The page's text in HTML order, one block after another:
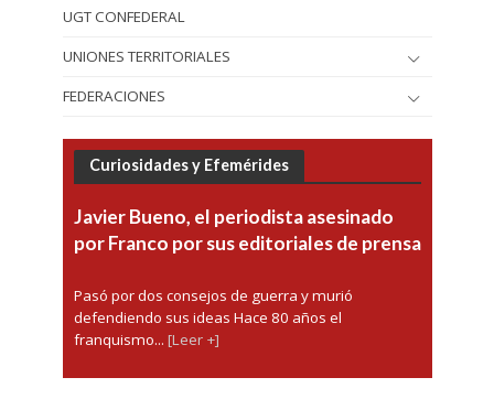
UGT CONFEDERAL
UNIONES TERRITORIALES
FEDERACIONES
Curiosidades y Efemérides
Javier Bueno, el periodista asesinado
por Franco por sus editoriales de prensa
Pasó por dos consejos de guerra y murió
defendiendo sus ideas Hace 80 años el
franquismo... [Leer +]